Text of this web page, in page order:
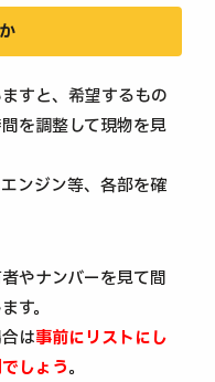
すと、希望するもの
を調整して現物を見
ンジン等、各部を確
やナンバーを見て間
す。
は事前にリストにし
しょう。